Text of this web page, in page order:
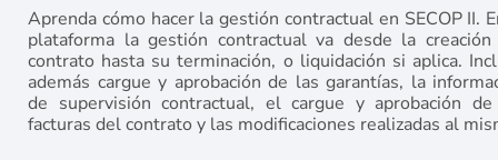
Aprenda cómo hacer la gestión contractual en SECOP II.
plataforma la gestión contractual va desde la
contrato hasta su terminación, o liquidación si aplica.
además cargue y aprobación de las garantías, la
de supervisión contractual, el cargue y aprobación
facturas del contrato y las modificaciones realizadas al